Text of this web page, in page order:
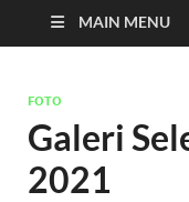
MAIN MENU
FOTO
Galeri
2021